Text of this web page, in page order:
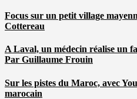
Focus sur un petit village
Cottereau
A Laval, un médecin réalise un
Par Guillaume Frouin
Sur les pistes du Maroc, avec
marocain